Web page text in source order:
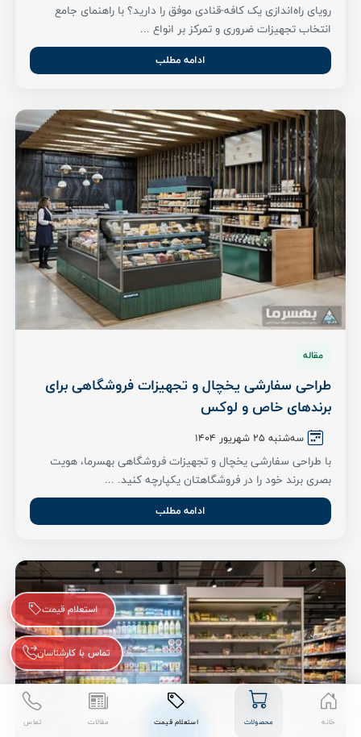
رویای راه‌اندازی یک کافه-قنادی موفق را دارید؟ با راهنمای جامع
انتخاب تجهیزات ضروری و تمرکز بر انواع ...
ادامه مطلب
مقاله
طراحی سفارشی یخچال و تجهیزات فروشگاهی برای
برندهای خاص و لوکس
سه‌شنبه 25 شهریور ۱۴۰۴
با طراحی سفارشی یخچال و تجهیزات فروشگاهی بهسرما، هویت
بصری برند خود را در فروشگاهتان یکپارچه کنید. ...
ادامه مطلب
تماس با کارشناسان
استعلام قیمت
خانه محصولات استعلام قیمت مقالات تماس